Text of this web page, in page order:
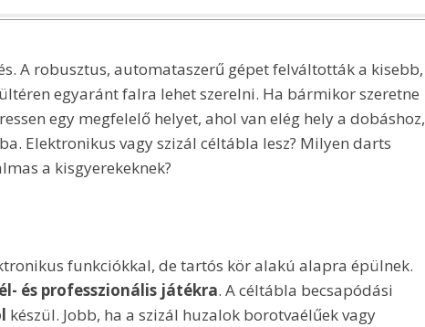
A robusztus, automataszerű gépet felváltották a kisebb,
egyaránt falra lehet szerelni. Ha bármikor szeretne
egy megfelelő helyet, ahol van elég hely a dobáshoz,
Elektronikus vagy szizál céltábla lesz? Milyen darts
a kisgyerekeknek?
funkciókkal, de tartós kör alakú alapra épülnek.
és professzionális játékra. A céltábla becsapódási
készül. Jobb, ha a szizál huzalok borotvaélűek vagy